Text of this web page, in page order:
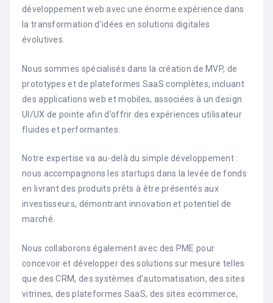
développement web avec une énorme expérience dans
la transformation d’idées en solutions digitales
évolutives.
Nous sommes spécialisés dans la création de MVP, de
prototypes et de plateformes SaaS complètes, incluant
des applications web et mobiles, associées à un design
UI/UX de pointe afin d’offrir des expériences utilisateur
fluides et performantes.
Notre expertise va au-delà du simple développement :
nous accompagnons les startups dans la levée de fonds
en livrant des produits prêts à être présentés aux
investisseurs, démontrant innovation et potentiel de
marché.
Nous collaborons également avec des PME pour
concevoir et développer des solutions sur mesure telles
que des CRM, des systèmes d’automatisation, des sites
vitrines, des plateformes SaaS, des sites ecommerce,